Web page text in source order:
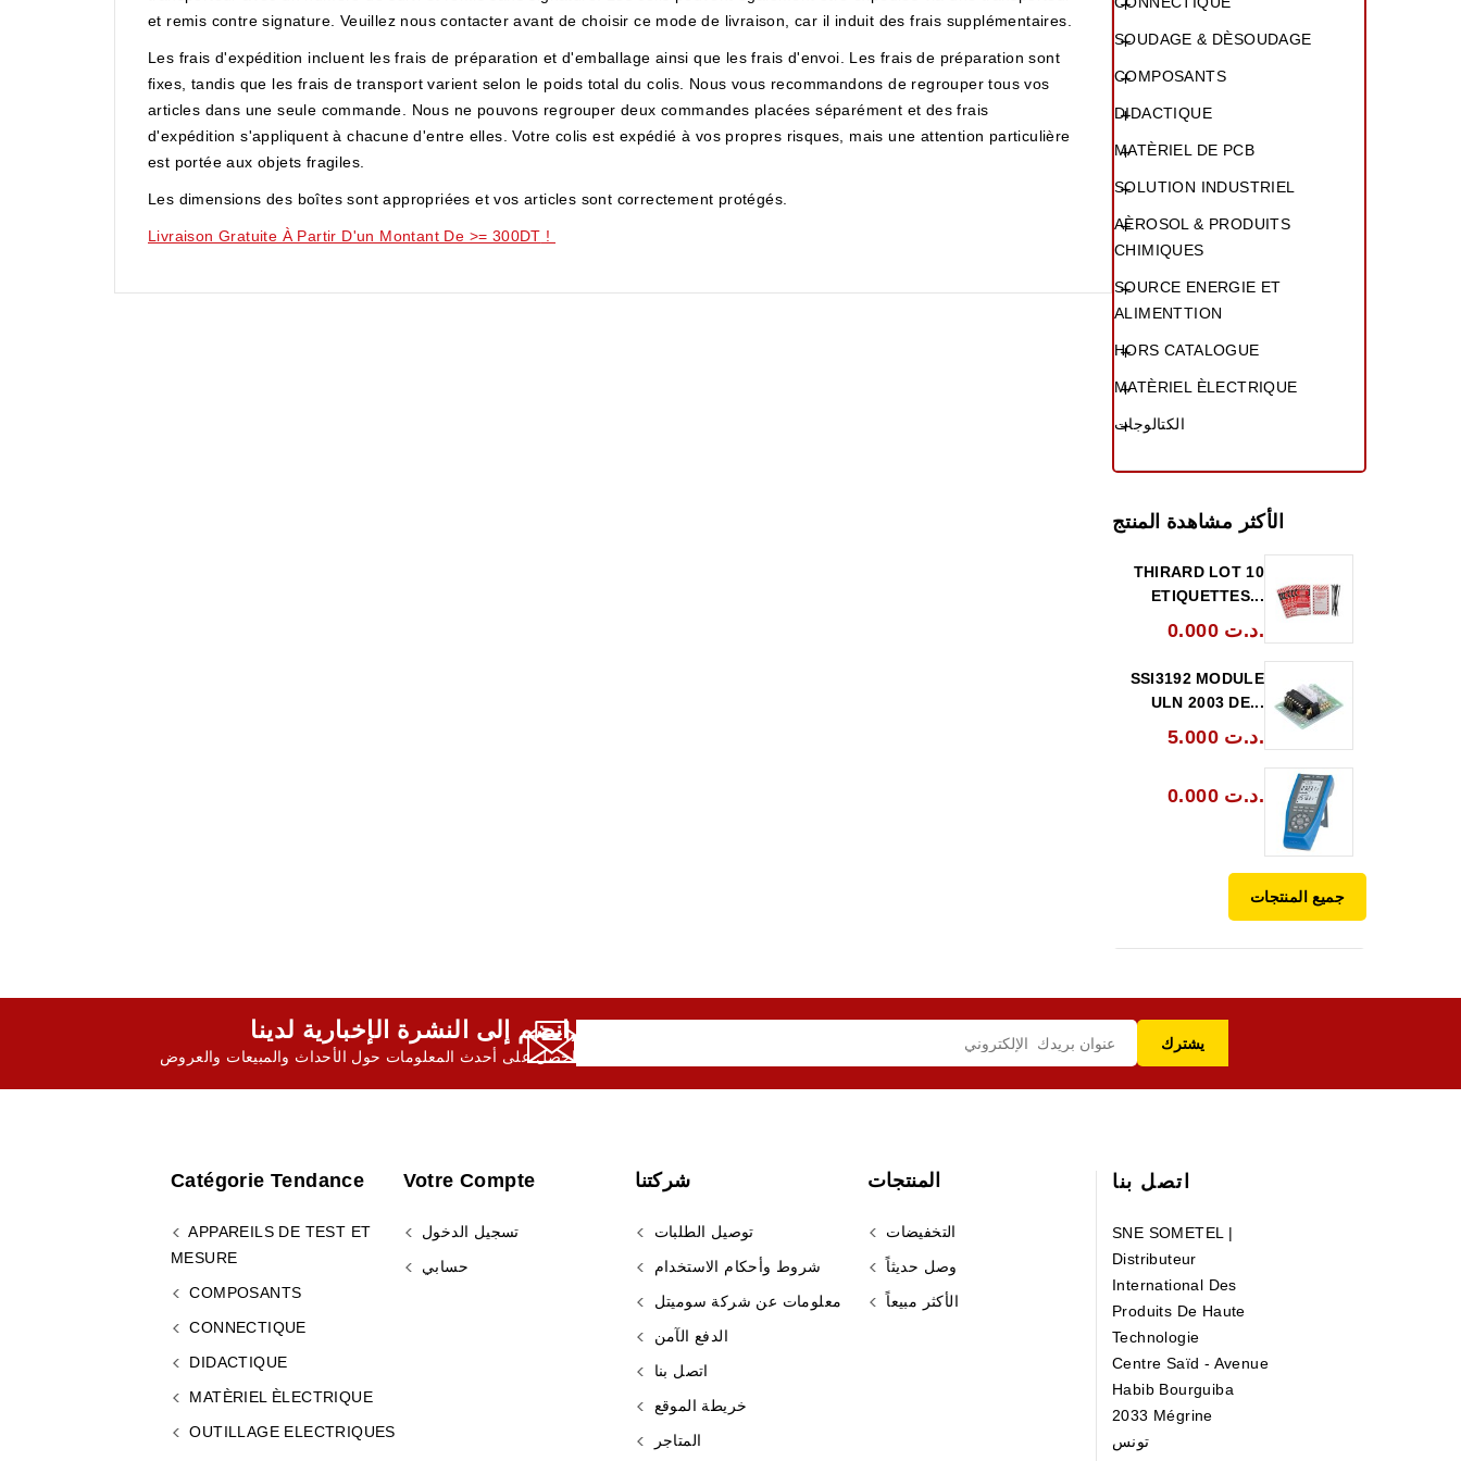

SOUDAGE & DÈSOUDAGE

COMPOSANTS

DIDACTIQUE

MATÈRIEL DE PCB

SOLUTION INDUSTRIEL

AÈROSOL & PRODUITS
CHIMIQUES

SOURCE ENERGIE ET
ALIMENTTION

HORS CATALOGUE

MATÈRIEL ÈLECTRIQUE

الكتالوجات

الأكثر مشاهدة المنتج
THIRARD LOT 10
ETIQUETTES...
0.000 د.ت.
SSI3192 MODULE
ULN 2003 DE...
5.000 د.ت.
0.000 د.ت.
جميع المنتجات
et remis contre signature. Veuillez nous contacter avant de choisir ce mode de livraison, car il induit des frais supplémentaires.
Les frais d'expédition incluent les frais de préparation et d'emballage ainsi que les frais d'envoi. Les frais de préparation sont
fixes, tandis que les frais de transport varient selon le poids total du colis. Nous vous recommandons de regrouper tous vos
articles dans une seule commande. Nous ne pouvons regrouper deux commandes placées séparément et des frais
d'expédition s'appliquent à chacune d'entre elles. Votre colis est expédié à vos propres risques, mais une attention particulière
est portée aux objets fragiles.
Les dimensions des boîtes sont appropriées et vos articles sont correctement protégés.
Livraison Gratuite À Partir D'un Montant De >= 300DT !
انضم إلى النشرة الإخبارية لدينا,
احصل على أحدث المعلومات حول الأحداث والمبيعات والعروض
اتصل بنا
SNE SOMETEL |
Distributeur
International Des
Produits De Haute
Technologie
Centre Saïd - Avenue
Habib Bourguiba
2033 Mégrine
تونس
المنتجات
التخفيضات
وصل حديثاً
الأكثر مبيعاً
شركتنا
توصيل الطلبات
شروط وأحكام الاستخدام
معلومات عن شركة سوميتل
الدفع الآمن
اتصل بنا
خريطة الموقع
المتاجر
Votre Compte
تسجيل الدخول
حسابي
Catégorie Tendance
APPAREILS DE TEST ET
MESURE
COMPOSANTS
CONNECTIQUE
DIDACTIQUE
MATÈRIEL ÈLECTRIQUE
OUTILLAGE ELECTRIQUES